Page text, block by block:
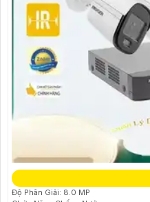
Độ Phân Giải: 8.0 MP